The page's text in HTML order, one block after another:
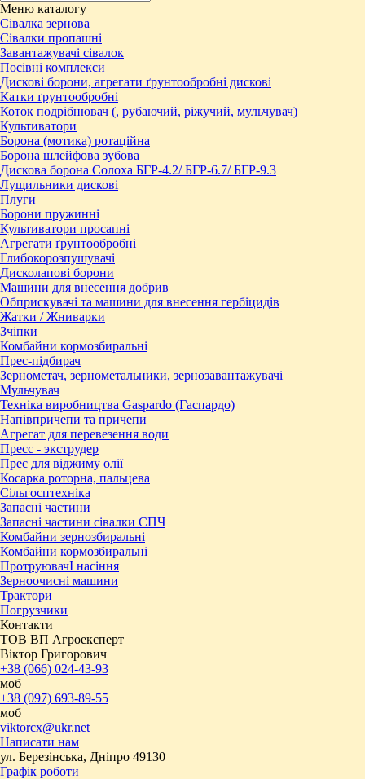
Меню каталогу
Сівалка зернова
Сівалки пропашні
Завантажувачі сівалок
Посівні комплекси
Дискові борони, агрегати ґрунтообробні дискові
Катки ґрунтообробні
Коток подрібнювач (, рубаючий, ріжучий, мульчувач)
Культиватори
Борона (мотика) ротаційна
Борона шлейфова зубова
Дискова борона Солоха БГР-4.2/ БГР-6.7/ БГР-9.3
Лущильники дискові
Плуги
Борони пружинні
Культиватори просапні
Агрегати ґрунтообробні
Глибокорозпушувачі
Дисколапові борони
Машини для внесення добрив
Обприскувачі та машини для внесення гербіцидів
Жатки / Жниварки
Зчіпки
Комбайни кормозбиральні
Прес-підбирач
Зернометач, зернометальники, зернозавантажувачі
Мульчувач
Техніка виробництва Gaspardo (Гаспардо)
Напівпричепи та причепи
Агрегат для перевезення води
Пресc - экструдер
Прес для віджиму олії
Косарка роторна, пальцева
Сільгосптехніка
Запасні частини
Запасні частини сівалки СПЧ
Комбайни зернозбиральні
Комбайни кормозбиральні
ПротруювачІ насіння
Зерноочисні машини
Трактори
Погрузчики
Контакти
ТОВ ВП Агроексперт
Віктор Григорович
+38 (066) 024-43-93
моб
+38 (097) 693-89-55
моб
viktorcx@ukr.net
Написати нам
ул. Березінська, Дніпро 49130
Графік роботи